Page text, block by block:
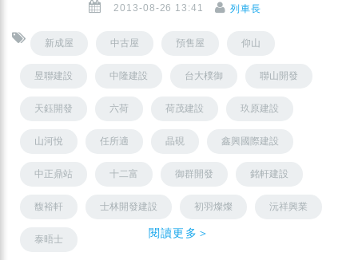
2013-08-26 13:41 列車長
新成屋 中古屋 預售屋 仰山
昱聯建設 中隆建設 台大樸御 聯山開發
天鈺開發 六荷 荷茂建設 玖原建設
山河悅 任所適 晶硯 鑫興國際建設
中正鼎站 十二富 御群開發 銘軒建設
馥裕軒 士林開發建設 初羽燦燦 沅祥興業
泰晤士 閱讀更多＞